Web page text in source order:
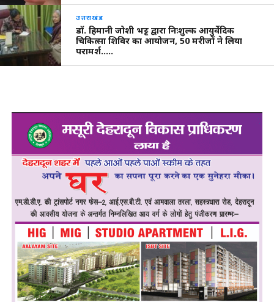
उत्तराखंड
डॉ. हिमानी जोशी भट्ट द्वारा निःशुल्क आयुर्वेदिक
चिकित्सा शिविर का आयोजन, 50 मरीजों ने लिया
परामर्श…..